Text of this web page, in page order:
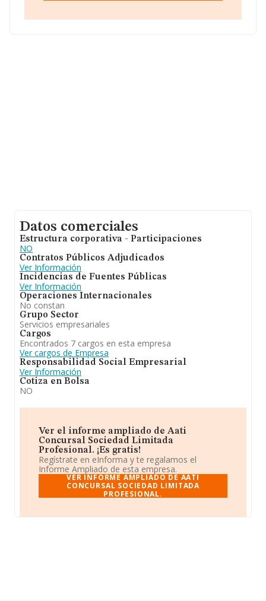
Datos comerciales
Estructura corporativa - Participaciones
NO
Contratos Públicos Adjudicados
Ver Información
Incidencias de Fuentes Públicas
Ver Información
Operaciones Internacionales
No constan
Grupo Sector
Servicios empresariales
Cargos
Encontrados 7 cargos en esta empresa
Ver cargos de Empresa
Responsabilidad Social Empresarial
Ver Información
Cotiza en Bolsa
NO
Ver el informe ampliado de Aati
Concursal Sociedad Limitada
Profesional. ¡Es gratis!
Regístrate en eInforma y te regalamos el
Informe Ampliado de esta empresa.
VER INFORME AMPLIADO DE AATI
CONCURSAL SOCIEDAD LIMITADA
PROFESIONAL.